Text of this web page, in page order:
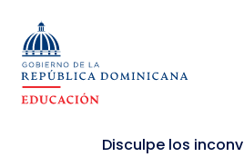
Disculpe los